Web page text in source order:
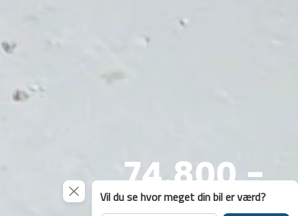
74.800,-
Kontantpris
Vil du se hvor meget din bil er værd?